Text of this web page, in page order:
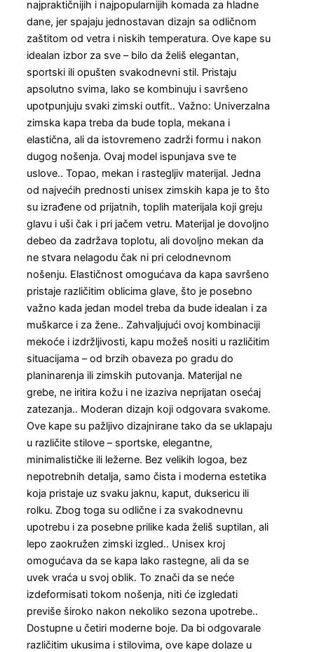
najpraktičnijih i najpopularnijih komada za hladne
dane, jer spajaju jednostavan dizajn sa odličnom
zaštitom od vetra i niskih temperatura. Ove kape su
idealan izbor za sve – bilo da želiš elegantan,
sportski ili opušten svakodnevni stil. Pristaju
apsolutno svima, lako se kombinuju i savršeno
upotpunjuju svaki zimski outfit.. Važno: Univerzalna
zimska kapa treba da bude topla, mekana i
elastična, ali da istovremeno zadrži formu i nakon
dugog nošenja. Ovaj model ispunjava sve te
uslove.. Topao, mekan i rastegljiv materijal. Jedna
od najvećih prednosti unisex zimskih kapa je to što
su izrađene od prijatnih, toplih materijala koji greju
glavu i uši čak i pri jačem vetru. Materijal je dovoljno
debeo da zadržava toplotu, ali dovoljno mekan da
ne stvara nelagodu čak ni pri celodnevnom
nošenju. Elastičnost omogućava da kapa savršeno
pristaje različitim oblicima glave, što je posebno
važno kada jedan model treba da bude idealan i za
muškarce i za žene.. Zahvaljujući ovoj kombinaciji
mekoće i izdržljivosti, kapu možeš nositi u različitim
situacijama – od brzih obaveza po gradu do
planinarenja ili zimskih putovanja. Materijal ne
grebe, ne iritira kožu i ne izaziva neprijatan osećaj
zatezanja.. Moderan dizajn koji odgovara svakome.
Ove kape su pažljivo dizajnirane tako da se uklapaju
u različite stilove – sportske, elegantne,
minimalističke ili ležerne. Bez velikih logoa, bez
nepotrebnih detalja, samo čista i moderna estetika
koja pristaje uz svaku jaknu, kaput, duksericu ili
rolku. Zbog toga su odlične i za svakodnevnu
upotrebu i za posebne prilike kada želiš suptilan, ali
lepo zaokružen zimski izgled.. Unisex kroj
omogućava da se kapa lako rastegne, ali da se
uvek vraća u svoj oblik. To znači da se neće
izdeformisati tokom nošenja, niti će izgledati
previše široko nakon nekoliko sezona upotrebe..
Dostupne u četiri moderne boje. Da bi odgovarale
različitim ukusima i stilovima, ove kape dolaze u